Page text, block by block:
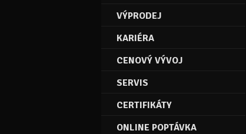
VÝPRODEJ
KARIÉRA
CENOVÝ VÝVOJ
SERVIS
CERTIFIKÁTY
ONLINE POPTÁVKA